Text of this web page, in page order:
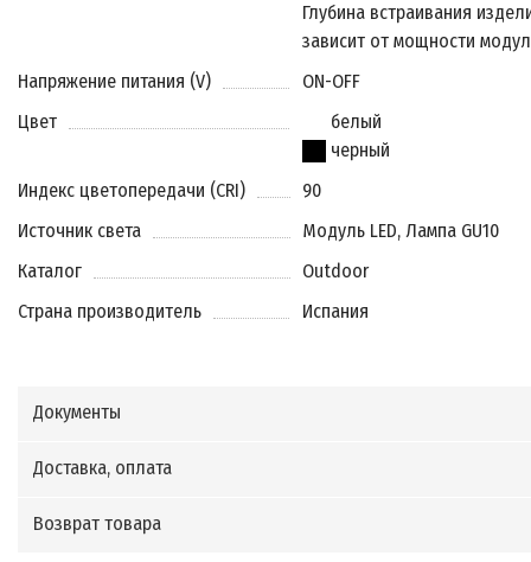
Глубина встраивания
зависит от мощности
Напряжение питания (V)
ON-OFF
Цвет
белый
черный
Индекс цветопередачи (CRI)
90
Источник света
Модуль LED, Лампа GU10
Каталог
Outdoor
Страна производитель
Испания
Документы
Доставка, оплата
Возврат товара